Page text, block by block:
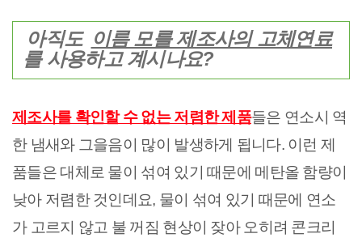
아직도 이름 모를 제조사의 고체연료
를 사용하고 계시나요?
제조사를 확인할 수 없는 저렴한 제품들은 연소시 역
한 냄새와 그을음이 많이 발생하게 됩니다. 이런 제
품들은 대체로 물이 섞여 있기 때문에 메탄올 함량이
낮아 저렴한 것인데요, 물이 섞여 있기 때문에 연소
가 고르지 않고 불 꺼짐 현상이 잦아 오히려 콘크리